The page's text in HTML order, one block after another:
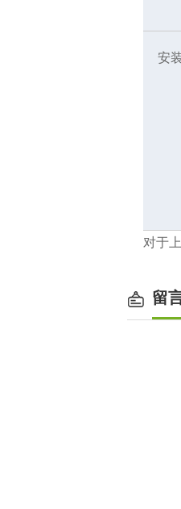
安
对于
留